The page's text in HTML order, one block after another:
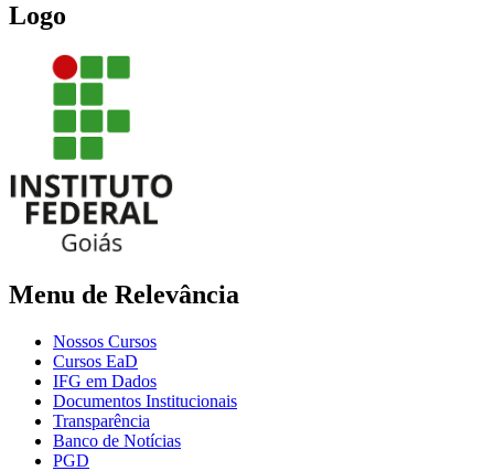
Logo
Menu de Relevância
Nossos Cursos
Cursos EaD
IFG em Dados
Documentos Institucionais
Transparência
Banco de Notícias
PGD